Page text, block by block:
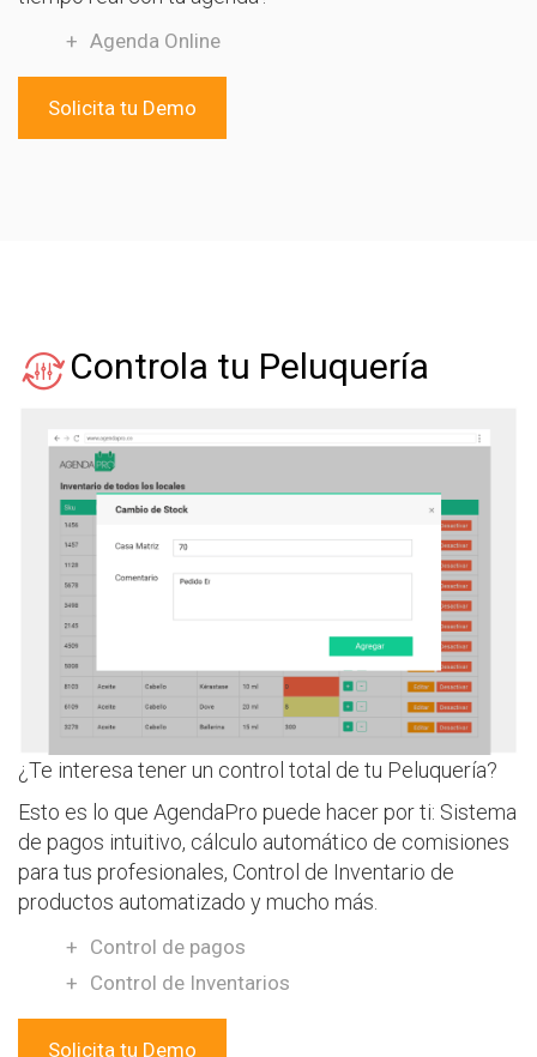
Agenda Online
Solicita tu Demo
Controla tu Peluquería
¿Te interesa tener un control total de tu Peluquería?
Esto es lo que AgendaPro puede hacer por ti: Sistema
de pagos intuitivo, cálculo automático de comisiones
para tus profesionales, Control de Inventario de
productos automatizado y mucho más.
Control de pagos
Control de Inventarios
Solicita tu Demo